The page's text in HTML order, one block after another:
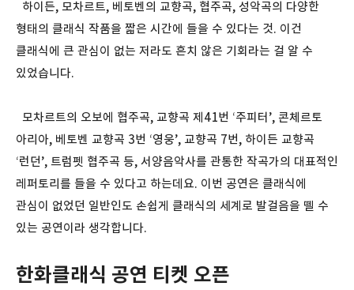
하이든, 모차르트, 베토벤의 교향곡, 협주곡, 성악곡의 다양한
형태의 클래식 작품을 짧은 시간에 들을 수 있다는 것. 이건
클래식에 큰 관심이 없는 저라도 흔치 않은 기회라는 걸 알 수
있었습니다.
모차르트의 오보에 협주곡, 교향곡 제41번 ‘주피터’, 콘체르토
아리아, 베토벤 교향곡 3번 ‘영웅’, 교향곡 7번, 하이든 교향곡
‘런던’, 트럼펫 협주곡 등, 서양음악사를 관통한 작곡가의 대표적인
레퍼토리를 들을 수 있다고 하는데요. 이번 공연은 클래식에
관심이 없었던 일반인도 손쉽게 클래식의 세계로 발걸음을 뗄 수
있는 공연이라 생각합니다.
한화클래식 공연 티켓 오픈